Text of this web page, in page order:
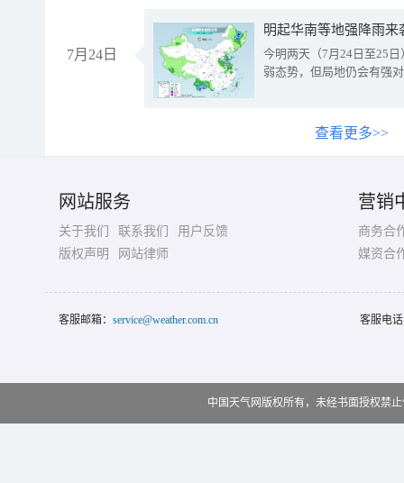
7月24日
明起华南等地强降雨
今明两天（7月24日至25
弱态势，但局地仍会有强
查看更多>>
网站服务
关于我们 联系我们
用户反馈
版权声明
网站律师
营销
商务合
媒资合
客服邮箱： service@weather.com.cn 客服电
中国天气网版权所有，未经书面授权